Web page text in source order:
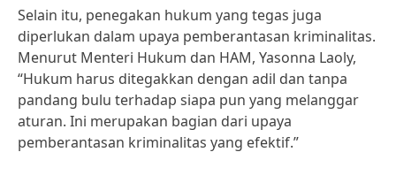
Selain itu, penegakan hukum yang tegas juga
diperlukan dalam upaya pemberantasan kriminalitas.
Menurut Menteri Hukum dan HAM, Yasonna Laoly,
“Hukum harus ditegakkan dengan adil dan tanpa
pandang bulu terhadap siapa pun yang melanggar
aturan. Ini merupakan bagian dari upaya
pemberantasan kriminalitas yang efektif.”